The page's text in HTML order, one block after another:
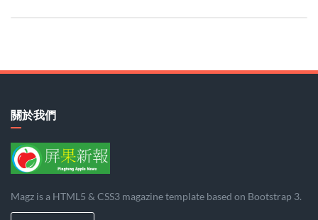
關於我們
Magz is a HTML5 & CSS3 magazine template based on Bootstrap 3.